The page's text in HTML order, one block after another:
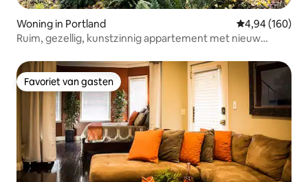
Woning in Portland Gemiddelde
4,94 (160)
Ruim, gezellig, kunstzinnig appartement met nieuw
Favoriet van gasten
Favoriet van gasten